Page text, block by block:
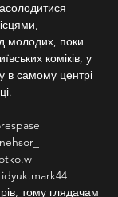
молодих, поки
коміків, у
в самому центрі
тому глядачам